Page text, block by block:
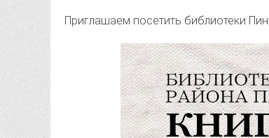
Приглашаем посетить библиотеки